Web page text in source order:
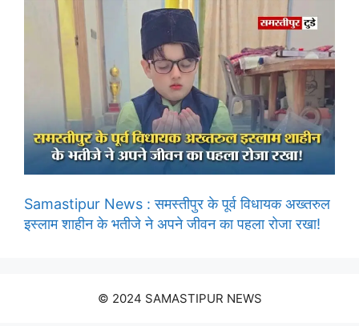
Samastipur News : समस्तीपुर के पूर्व विधायक अख्तरुल
इस्लाम शाहीन के भतीजे ने अपने जीवन का पहला रोजा रखा!
© 2024 SAMASTIPUR NEWS